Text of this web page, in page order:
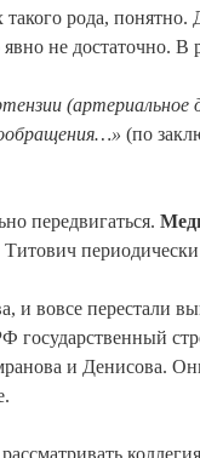
рода, понятно.
не достаточно. В
(артериальное
(по
передвигаться.
периодически
вовсе перестали
и Денисова.